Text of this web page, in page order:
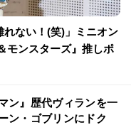
れない！(笑)」ミニオン
モンスターズ』推しポ
ン』歴代ヴィランを一
ン・ゴブリンにドク